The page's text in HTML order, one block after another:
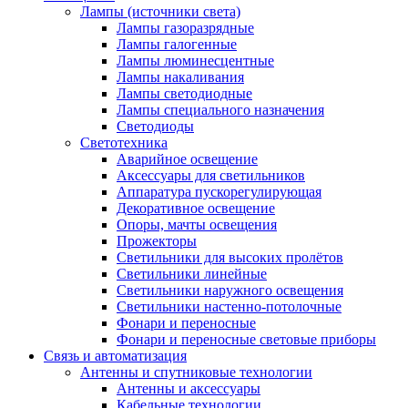
Лампы (источники света)
Лампы газоразрядные
Лампы галогенные
Лампы люминесцентные
Лампы накаливания
Лампы светодиодные
Лампы специального назначения
Светодиоды
Светотехника
Аварийное освещение
Аксессуары для светильников
Аппаратура пускорегулирующая
Декоративное освещение
Опоры, мачты освещения
Прожекторы
Светильники для высоких пролётов
Светильники линейные
Светильники наружного освещения
Светильники настенно-потолочные
Фонари и переносные
Фонари и переносные световые приборы
Связь и автоматизация
Антенны и спутниковые технологии
Антенны и аксессуары
Кабельные технологии